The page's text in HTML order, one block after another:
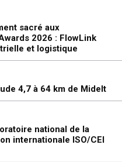
sacré aux
2026 : FlowLink
et logistique
4,7 à 64 km de Midelt
national de la
internationale ISO/CEI